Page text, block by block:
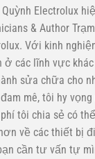
Quỳnh Electrolux
& Author
Với kinh
ở các lĩnh vực khác
sửa chữa cho
mê, tôi hy
tôi chia sẻ có
về các thiết bị
cần tư vấn tự